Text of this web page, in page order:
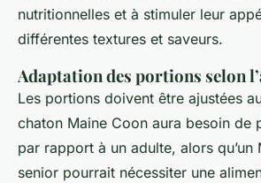
nutritionnelles et à stimuler leur
différentes textures et saveurs.
Adaptation des portions selon
Les portions doivent être ajustées
chaton Maine Coon aura besoin de
par rapport à un adulte, alors qu’un
senior pourrait nécessiter une